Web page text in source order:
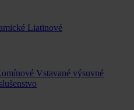
Liatinové
Vstavané výsuvné